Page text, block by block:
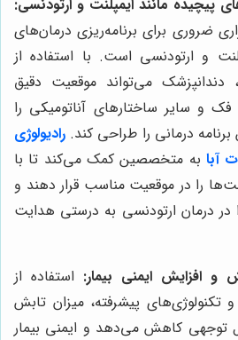
پیچیده مانند ایمپلنت و ارتودنسی:
ضروری برای برنامه‌ریزی درمان‌های
و ارتودنسی است. با استفاده از
دندانپزشک می‌تواند موقعیت دقیق
فک و سایر ساختارهای آناتومیکی را
درمانی را طراحی کند. رادیولوژی
آبا به متخصصین کمک می‌کند تا با
را در موقعیت مناسب قرار دهند و
در درمان ارتودنسی به درستی هدایت
افزایش ایمنی بیمار: استفاده از
و تکنولوژی‌های پیشرفته، میزان تابش
توجهی کاهش می‌دهد و ایمنی بیمار